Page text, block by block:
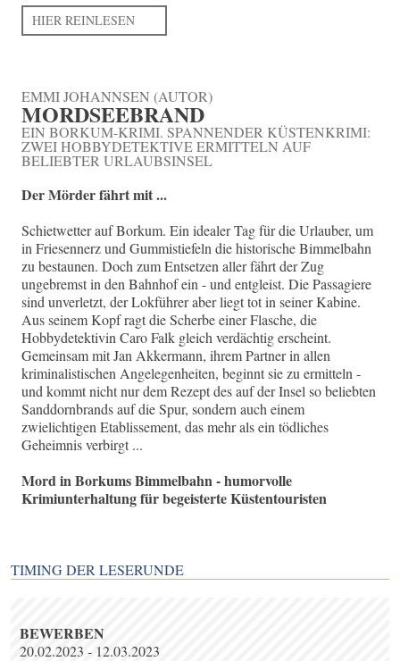
HIER REINLESEN
EMMI JOHANNSEN (AUTOR)
MORDSEEBRAND
EIN BORKUM-KRIMI. SPANNENDER KÜSTENKRIMI:
ZWEI HOBBYDETEKTIVE ERMITTELN AUF
BELIEBTER URLAUBSINSEL
Der Mörder fährt mit ...
Schietwetter auf Borkum. Ein idealer Tag für die Urlauber, um
in Friesennerz und Gummistiefeln die historische Bimmelbahn
zu bestaunen. Doch zum Entsetzen aller fährt der Zug
ungebremst in den Bahnhof ein - und entgleist. Die Passagiere
sind unverletzt, der Lokführer aber liegt tot in seiner Kabine.
Aus seinem Kopf ragt die Scherbe einer Flasche, die
Hobbydetektivin Caro Falk gleich verdächtig erscheint.
Gemeinsam mit Jan Akkermann, ihrem Partner in allen
kriminalistischen Angelegenheiten, beginnt sie zu ermitteln -
und kommt nicht nur dem Rezept des auf der Insel so beliebten
Sanddornbrands auf die Spur, sondern auch einem
zwielichtigen Etablissement, das mehr als ein tödliches
Geheimnis verbirgt ...
Mord in Borkums Bimmelbahn - humorvolle
Krimiunterhaltung für begeisterte Küstentouristen
TIMING DER LESERUNDE
BEWERBEN
20.02.2023 - 12.03.2023